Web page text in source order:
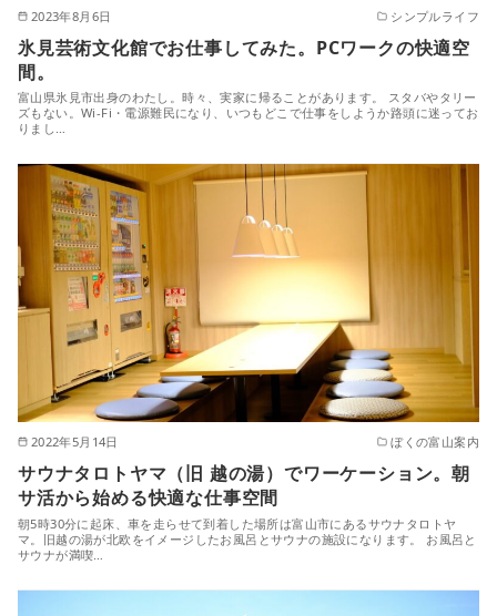
2023年8月6日 シンプルライフ
氷見芸術文化館でお仕事してみた。PCワークの快適空
間。
富山県氷見市出身のわたし。時々、実家に帰ることがあります。 スタバやタリー
ズもない。Wi-Fi・電源難民になり、いつもどこで仕事をしようか路頭に迷ってお
りまし…
2022年5月14日 ぼくの富山案内
サウナタロトヤマ（旧 越の湯）でワーケーション。朝
サ活から始める快適な仕事空間
朝5時30分に起床、車を走らせて到着した場所は富山市にあるサウナタロトヤ
マ。旧越の湯が北欧をイメージしたお風呂とサウナの施設になります。 お風呂と
サウナが満喫…